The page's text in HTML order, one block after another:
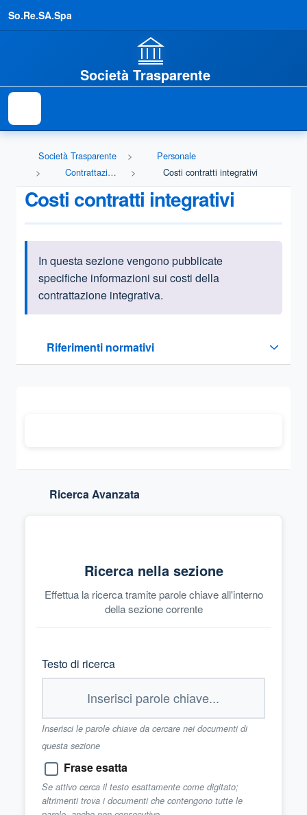
So.Re.SA.Spa
Società Trasparente
Società Trasparente
Personale
Contrattazione integrativa
Costi contratti integrativi
Costi contratti integrativi
Informazioni introduttive
In questa sezione vengono pubblicate
specifiche informazioni sui costi della
contrattazione integrativa.
Riferimenti normativi
Sezione compressa
Ricerca Avanzata
Ricerca nella sezione
Effettua la ricerca tramite parole chiave all'interno
della sezione corrente
Testo di ricerca
Inserisci le parole chiave da cercare nei documenti di
questa sezione
Frase esatta
Se attivo cerca il testo esattamente come digitato;
altrimenti trova i documenti che contengono tutte le